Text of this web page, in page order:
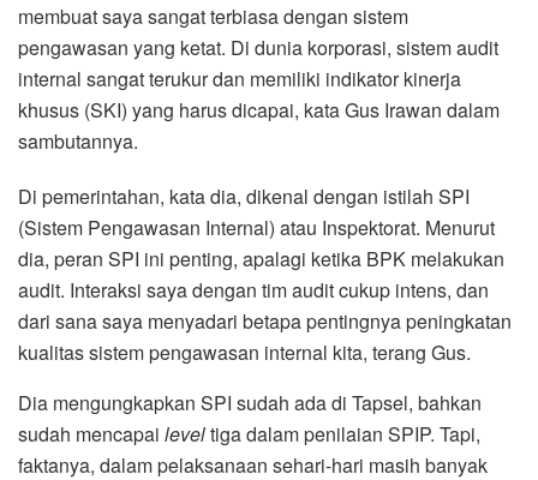
membuat saya sangat terbiasa dengan sistem
pengawasan yang ketat. Di dunia korporasi, sistem audit
internal sangat terukur dan memiliki indikator kinerja
khusus (SKI) yang harus dicapai, kata Gus Irawan dalam
sambutannya.
Di pemerintahan, kata dia, dikenal dengan istilah SPI
(Sistem Pengawasan Internal) atau Inspektorat. Menurut
dia, peran SPI ini penting, apalagi ketika BPK melakukan
audit. Interaksi saya dengan tim audit cukup intens, dan
dari sana saya menyadari betapa pentingnya peningkatan
kualitas sistem pengawasan internal kita, terang Gus.
Dia mengungkapkan SPI sudah ada di Tapsel, bahkan
sudah mencapai leveltiga dalam penilaian SPIP. Tapi,
faktanya, dalam pelaksanaan sehari-hari masih banyak